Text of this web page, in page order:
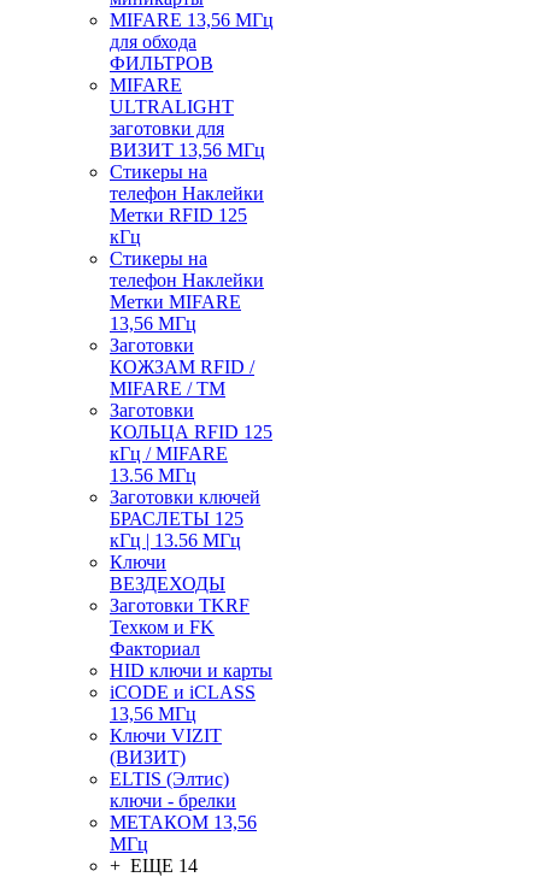
MIFARE 13,56 МГц
для обхода
ФИЛЬТРОВ
MIFARE
ULTRALIGHT
заготовки для
ВИЗИТ 13,56 МГц
Стикеры на
телефон Наклейки
Метки RFID 125
кГц
Стикеры на
телефон Наклейки
Метки MIFARE
13,56 МГц
Заготовки
КОЖЗАМ RFID /
MIFARE / TM
Заготовки
КОЛЬЦА RFID 125
кГц / MIFARE
13.56 МГц
Заготовки ключей
БРАСЛЕТЫ 125
кГц | 13.56 МГц
Ключи
ВЕЗДЕХОДЫ
Заготовки TKRF
Техком и FK
Факториал
HID ключи и карты
iCODE и iCLASS
13,56 МГц
Ключи VIZIT
(ВИЗИТ)
ELTIS (Элтис)
ключи - брелки
МЕТАКОМ 13,56
МГц
+ ЕЩЕ 14